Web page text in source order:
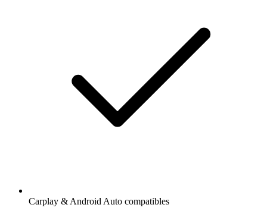
Carplay & Android Auto compatibles